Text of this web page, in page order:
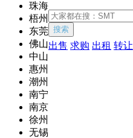
珠海
梧州
东莞
佛山
中山
惠州
潮州
南宁
南京
徐州
无锡
搜索
出售 求购 出租 转让